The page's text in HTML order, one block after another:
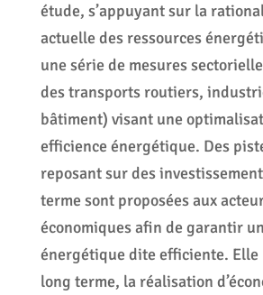
étude, s’appuyant sur la
actuelle des ressources
une série de mesures
des transports routiers,
bâtiment) visant une
efficience énergétique. Des
reposant sur des
terme sont proposées aux
économiques afin de garantir
énergétique dite efficiente.
long terme, la réalisation